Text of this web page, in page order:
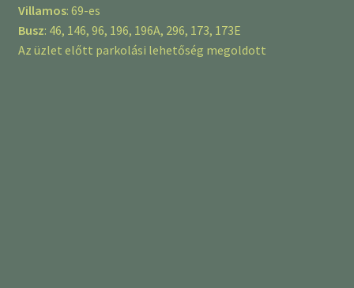
Villamos: 69-es
Busz: 46, 146, 96, 196, 196A, 296, 173, 173E
Az üzlet előtt parkolási lehetőség megoldott